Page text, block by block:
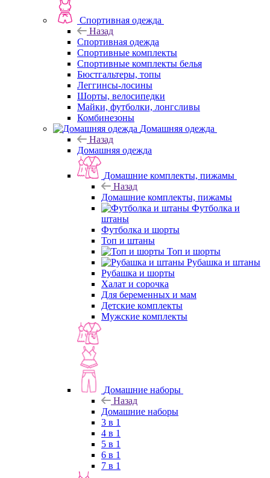
Спортивная одежда
Назад
Спортивная одежда
Спортивные комплекты
Спортивные комплекты белья
Бюстгальтеры, топы
Леггинсы-лосины
Шорты, велосипедки
Майки, футболки, лонгсливы
Комбинезоны
Домашняя одежда
Назад
Домашняя одежда
Домашние комплекты, пижамы
Назад
Домашние комплекты, пижамы
Футболка и
штаны
Футболка и шорты
Топ и штаны
Топ и шорты
Рубашка и штаны
Рубашка и шорты
Халат и сорочка
Для беременных и мам
Детские комплекты
Мужские комплекты
Домашние наборы
Назад
Домашние наборы
3 в 1
4 в 1
5 в 1
6 в 1
7 в 1